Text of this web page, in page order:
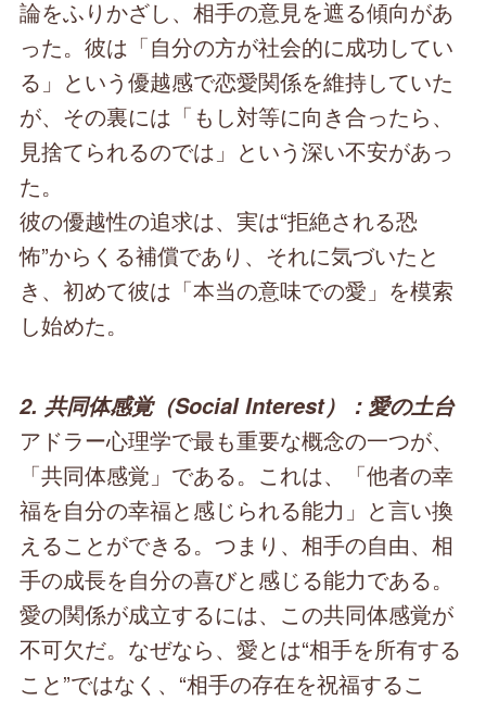
論をふりかざし、相手の意見を遮る傾向があ
った。彼は「自分の方が社会的に成功してい
る」という優越感で恋愛関係を維持していた
が、その裏には「もし対等に向き合ったら、
見捨てられるのでは」という深い不安があっ
た。
彼の優越性の追求は、実は“拒絶される恐
怖”からくる補償であり、それに気づいたと
き、初めて彼は「本当の意味での愛」を模索
し始めた。
2. 共同体感覚（Social Interest）：愛の土台
アドラー心理学で最も重要な概念の一つが、
「共同体感覚」である。これは、「他者の幸
福を自分の幸福と感じられる能力」と言い換
えることができる。つまり、相手の自由、相
手の成長を自分の喜びと感じる能力である。
愛の関係が成立するには、この共同体感覚が
不可欠だ。なぜなら、愛とは“相手を所有する
こと”ではなく、“相手の存在を祝福するこ